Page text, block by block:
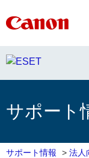
サポート
サポート情報 > 法人